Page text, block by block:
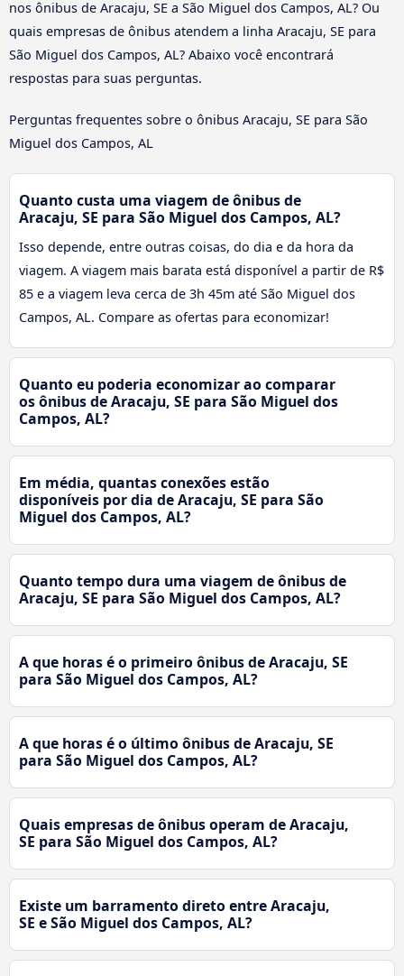
nos ônibus de Aracaju, SE a São Miguel dos Campos, AL? Ou
quais empresas de ônibus atendem a linha Aracaju, SE para
São Miguel dos Campos, AL? Abaixo você encontrará
respostas para suas perguntas.
Perguntas frequentes sobre o ônibus Aracaju, SE para São
Miguel dos Campos, AL
Quanto custa uma viagem de ônibus de
Aracaju, SE para São Miguel dos Campos, AL?
Isso depende, entre outras coisas, do dia e da hora da
viagem. A viagem mais barata está disponível a partir de R$
85 e a viagem leva cerca de 3h 45m até São Miguel dos
Campos, AL. Compare as ofertas para economizar!
Quanto eu poderia economizar ao comparar
os ônibus de Aracaju, SE para São Miguel dos
Campos, AL?
Em média, quantas conexões estão
disponíveis por dia de Aracaju, SE para São
Miguel dos Campos, AL?
Quanto tempo dura uma viagem de ônibus de
Aracaju, SE para São Miguel dos Campos, AL?
A que horas é o primeiro ônibus de Aracaju, SE
para São Miguel dos Campos, AL?
A que horas é o último ônibus de Aracaju, SE
para São Miguel dos Campos, AL?
Quais empresas de ônibus operam de Aracaju,
SE para São Miguel dos Campos, AL?
Existe um barramento direto entre Aracaju,
SE e São Miguel dos Campos, AL?